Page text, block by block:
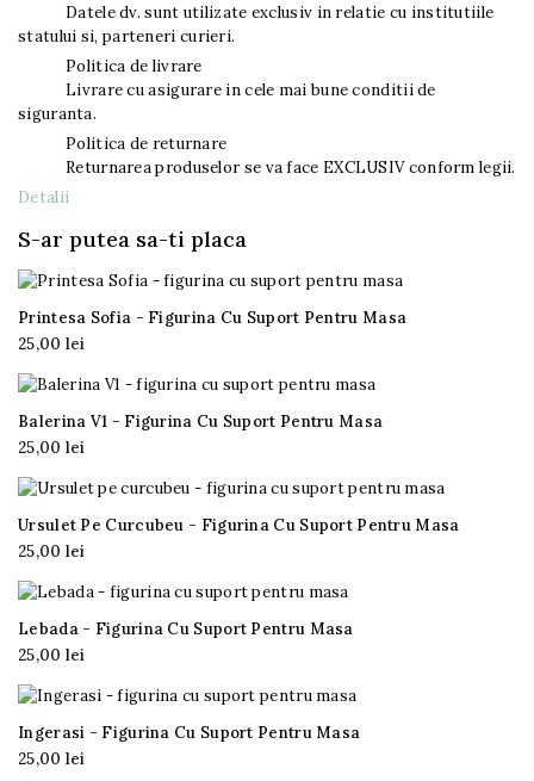
Datele dv. sunt utilizate exclusiv in relatie cu institutiile
statului si, parteneri curieri.
Politica de livrare
Livrare cu asigurare in cele mai bune conditii de
siguranta.
Politica de returnare
Returnarea produselor se va face EXCLUSIV conform legii.
Detalii
S-ar putea sa-ti placa
Printesa Sofia - Figurina Cu Suport Pentru Masa
25,00 lei
Balerina V1 - Figurina Cu Suport Pentru Masa
25,00 lei
Ursulet Pe Curcubeu - Figurina Cu Suport Pentru Masa
25,00 lei
Lebada - Figurina Cu Suport Pentru Masa
25,00 lei
Ingerasi - Figurina Cu Suport Pentru Masa
25,00 lei